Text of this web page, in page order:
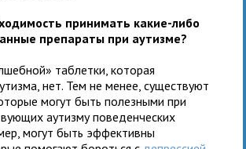
принимать какие-либо
препараты при аутизме?
таблетки, которая
нет. Тем не менее, существуют
могут быть полезными при
аутизму поведенческих
могут быть эффективны